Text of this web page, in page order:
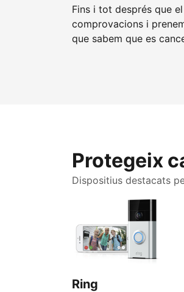
Fins i tot després que
comprovacions i
que sabem que es
Protegeix
Dispositius destacats
Ring